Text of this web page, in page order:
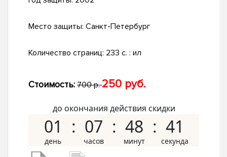
Место защиты: Санкт-Петербург
Количество страниц: 233 с. : ил
Стоимость: 700 р.250 руб.
до окончания действия скидки
01 07 48 40